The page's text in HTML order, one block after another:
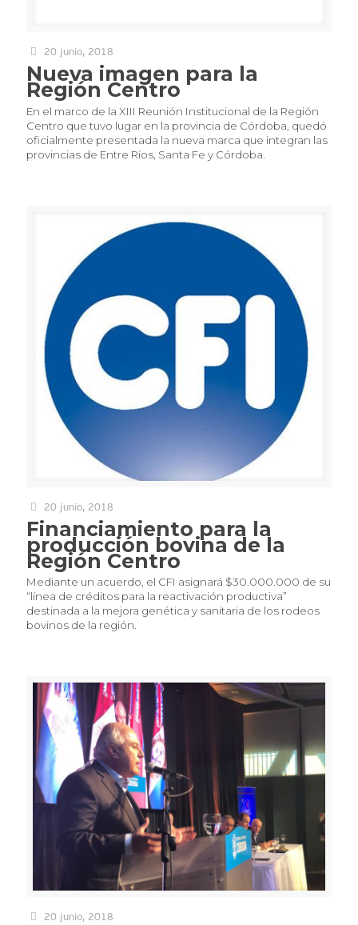
20 junio, 2018
Nueva imagen para la
Región Centro
En el marco de la XIII Reunión Institucional de la Región
Centro que tuvo lugar en la provincia de Córdoba, quedó
oficialmente presentada la nueva marca que integran las
provincias de Entre Ríos, Santa Fe y Córdoba.
20 junio, 2018
Financiamiento para la
producción bovina de la
Región Centro
Mediante un acuerdo, el CFI asignará $30.000.000 de su
“línea de créditos para la reactivación productiva”
destinada a la mejora genética y sanitaria de los rodeos
bovinos de la región.
20 junio, 2018